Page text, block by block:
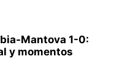
Mantova 1-0:
y momentos